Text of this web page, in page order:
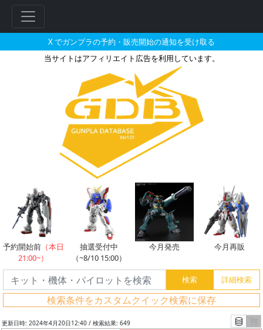
X でガンプラの予約・販売開始の通知を受け取る
当サイトはアフィリエイト広告を利用しています。
HG 1/144 ガンダムベース限定
予約開始前（本日
21:00~）
抽選受付中
（~8/10 15:00）
今月発売 今月再販
検索条件をカスタムクイック検索に保存
更新日時: 2024年4月20日12:40 / 検索結果: 649